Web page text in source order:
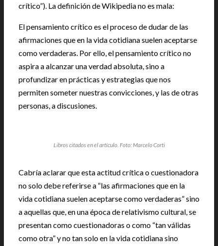
crítico”). La definición de Wikipedia no es mala:
El pensamiento crítico es el proceso de dudar de las
afirmaciones que en la vida cotidiana suelen aceptarse
como verdaderas. Por ello, el pensamiento crítico no
aspira a alcanzar una verdad absoluta, sino a
profundizar en prácticas y estrategias que nos
permiten someter nuestras convicciones, y las de otras
personas, a discusiones.
Libros citados en el artículo. Foto: Marcelo Corti
Cabría aclarar que esta actitud crítica o cuestionadora
no solo debe referirse a “las afirmaciones que en la
vida cotidiana suelen aceptarse como verdaderas” sino
a aquellas que, en una época de relativismo cultural, se
presentan como cuestionadoras o como “tan válidas
como otra” y no tan solo en la vida cotidiana sino